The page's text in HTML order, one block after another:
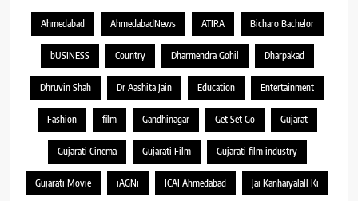
Ahmedabad AhmedabadNews ATIRA Bicharo Bachelor
bUSINESS Country Dharmendra Gohil Dharpakad
Dhruvin Shah Dr Aashita Jain Education Entertainment
Fashion film Gandhinagar Get Set Go Gujarat
Gujarati Cinema Gujarati Film Gujarati film industry
Gujarati Movie iAGNi ICAI Ahmedabad Jai Kanhaiyalall Ki